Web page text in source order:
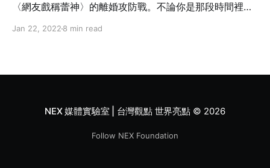
〈網友戲稱蕾神〉的離婚攻防戰。不論你是那段時間裡夜
態？今天旅美律師Sylvia就要告訴你，她從這中間看到了
Jan 22, 2022 8 min read
NEX 媒體實驗室 | 台灣觀點 世界亮點© 2026
Follow NEX Foundation